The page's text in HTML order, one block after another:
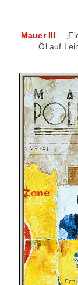
Mauer III –
Öl auf